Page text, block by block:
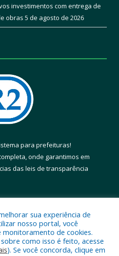
investimentos com entrega de
obras 5 de agosto de 2026
para prefeituras!
onde garantimos em
das leis de transparência
Prefeitura Municipal de Altamira.
sua experiência de
nosso portal, você
de cookies.
como isso é feito, acesse
). Se você concorda, clique em